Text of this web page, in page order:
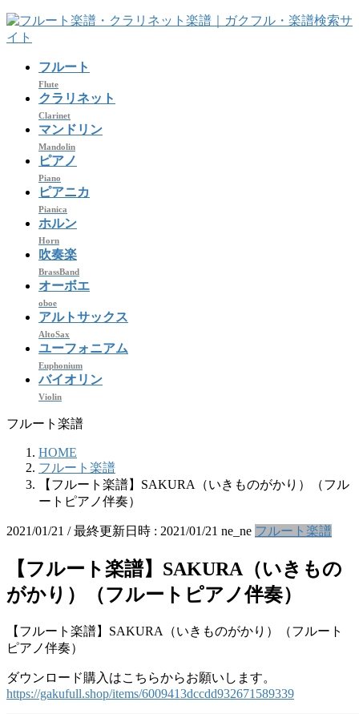
コ
ン
ナ
ビ
フルート
Flute
クラリネット
Clarinet
マンドリン
Mandolin
ピアノ
Piano
ピアニカ
Pianica
ホルン
Horn
吹奏楽
BrassBand
オーボエ
oboe
アルトサックス
AltoSax
ユーフォニアム
Euphonium
バイオリン
Violin
フルート楽譜
HOME
フルート楽譜
【フルート楽譜】SAKURA（いきものがかり）（フル
ートピアノ伴奏）
2021/01/21 / 最終更新日時 : 2021/01/21 ne_ne フルート楽譜
【フルート楽譜】SAKURA（いきもの
がかり）（フルートピアノ伴奏）
【フルート楽譜】SAKURA（いきものがかり）（フルート
ピアノ伴奏）
ダウンロード購入はこちらからお願いします。
https://gakufull.shop/items/6009413dccdd932671589339